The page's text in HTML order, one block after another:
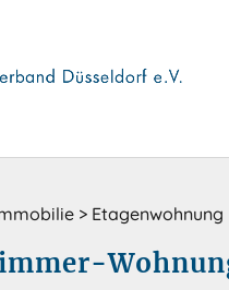
> Etagenwohnung